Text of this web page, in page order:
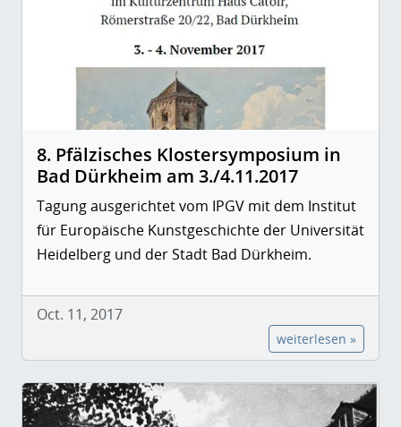
8. Pfälzisches Klostersymposium in
Bad Dürkheim am 3./4.11.2017
Tagung ausgerichtet vom IPGV mit dem Institut
für Europäische Kunstgeschichte der Universität
Heidelberg und der Stadt Bad Dürkheim.
Oct. 11, 2017
weiterlesen »